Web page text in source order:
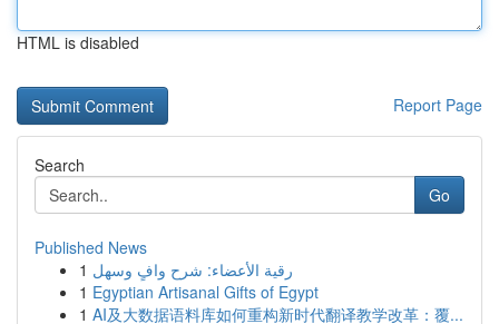
HTML is disabled
Report Page
Search
Go
Published News
1 رقية الأعضاء: شرح وافٍ وسهل
1 Egyptian Artisanal Gifts of Egypt
1 AI及大数据语料库如何重构新时代翻译教学改革：覆...